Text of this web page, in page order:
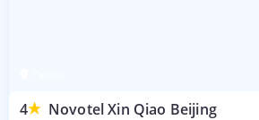
4 Novotel Xin Qiao Beijing